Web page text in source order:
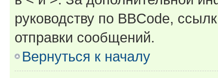
руководству по BBCode,
отправки сообщений.
Вернуться к началу